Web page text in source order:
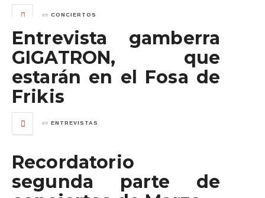
en CONCIERTOS
Entrevista gamberra
GIGATRON, que
estarán en el Fosa de
Frikis
en ENTREVISTAS
Recordatorio
segunda parte de